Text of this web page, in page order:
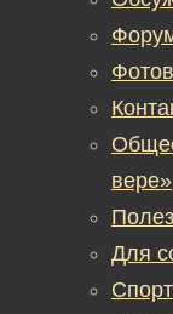
вере»
Для